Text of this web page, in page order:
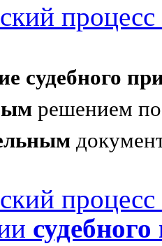
судебного
решением
процесс
судебного